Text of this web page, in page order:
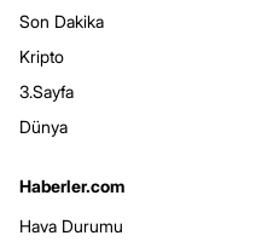
Son Dakika
Kripto
3.Sayfa
Dünya
Haberler.com
Hava Durumu